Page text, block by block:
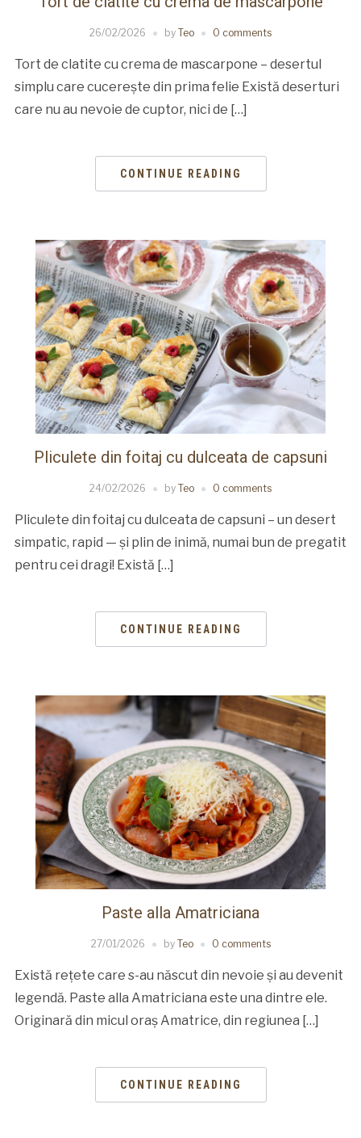
26/02/2026 by Teo 0 comments
Tort de clatite cu crema de mascarpone – desertul
simplu care cucerește din prima felie Există deserturi
care nu au nevoie de cuptor, nici de […]
CONTINUE READING
Pliculete din foitaj cu dulceata de capsuni
24/02/2026 by Teo 0 comments
Pliculete din foitaj cu dulceata de capsuni – un desert
simpatic, rapid — și plin de inimă, numai bun de pregatit
pentru cei dragi! Există […]
CONTINUE READING
Paste alla Amatriciana
27/01/2026 by Teo 0 comments
Există rețete care s-au născut din nevoie și au devenit
legendă. Paste alla Amatriciana este una dintre ele.
Originară din micul oraș Amatrice, din regiunea […]
CONTINUE READING